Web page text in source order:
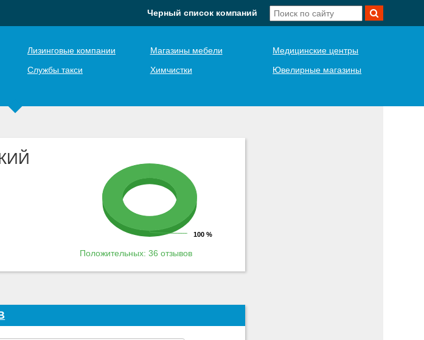
Черный список компаний
Лизинговые компании Магазины мебели
Медицинские центры
Службы такси Химчистки Ювелирные магазины
100 %
Положительных: 36 отзывов